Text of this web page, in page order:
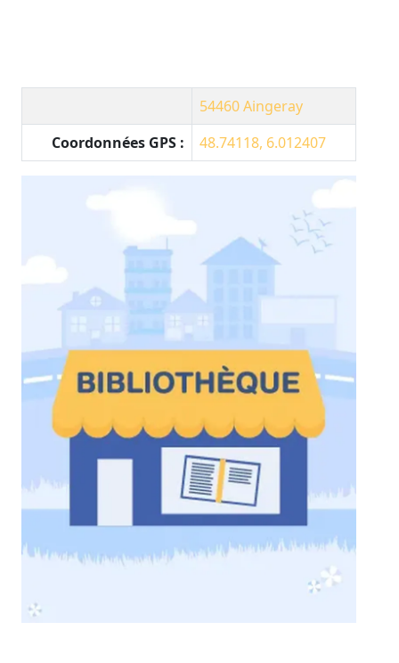
54460Aingeray
Coordonnées GPS :
48.74118, 6.012407